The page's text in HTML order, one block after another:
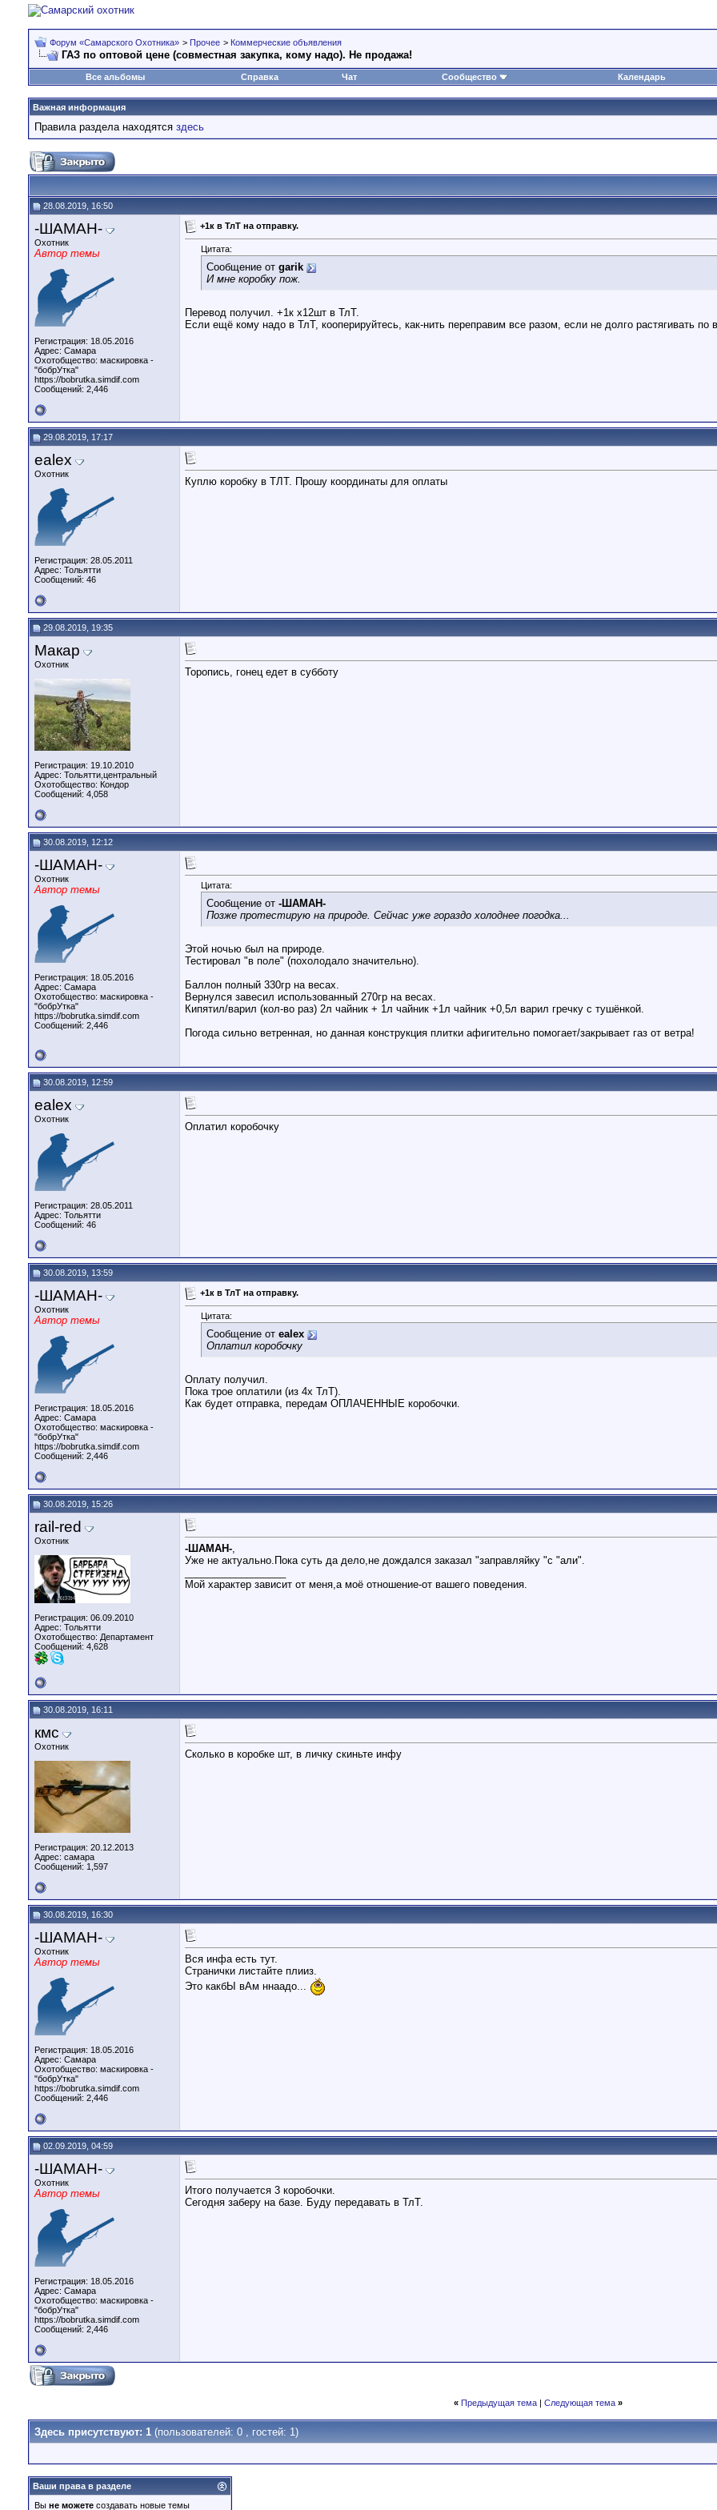
Форум «Самарского Охотника» > Прочее > Коммерческие объявления
ГАЗ по оптовой цене (совместная закупка, кому надо). Не продажа!
Все альбомы Справка Чат Сообщество Календарь
Важная информация
Правила раздела находятся здесь
28.08.2019, 16:50
-ШАМАН-
Охотник
Автор темы
Регистрация: 18.05.2016
Адрес: Самара
Охотобщество: маскировка -
"бобрУтка"
https://bobrutka.simdif.com
Сообщений: 2,446
+1к в ТлТ на отправку.
Цитата:
Сообщение от garik
И мне коробку пож.
Перевод получил. +1к х12шт в ТлТ.
Если ещё кому надо в ТлТ, кооперируйтесь, как-нить переправим все разом, если не долго растягивать по
29.08.2019, 17:17
ealex
Охотник
Регистрация: 28.05.2011
Адрес: Тольятти
Сообщений: 46
Куплю коробку в ТЛТ. Прошу координаты для оплаты
29.08.2019, 19:35
Макар
Охотник
Регистрация: 19.10.2010
Адрес: Тольятти,центральный
Охотобщество: Кондор
Сообщений: 4,058
Торопись, гонец едет в субботу
30.08.2019, 12:12
-ШАМАН-
Охотник
Автор темы
Регистрация: 18.05.2016
Адрес: Самара
Охотобщество: маскировка -
"бобрУтка"
https://bobrutka.simdif.com
Сообщений: 2,446
Цитата:
Сообщение от -ШАМАН-
Позже протестирую на природе. Сейчас уже гораздо холоднее погодка...
Этой ночью был на природе.
Тестировал "в поле" (похолодало значительно).
Баллон полный 330гр на весах.
Вернулся завесил использованный 270гр на весах.
Кипятил/варил (кол-во раз) 2л чайник + 1л чайник +1л чайник +0,5л варил гречку с тушёнкой.
Погода сильно ветренная, но данная конструкция плитки афигительно помогает/закрывает газ от ветра!
30.08.2019, 12:59
ealex
Охотник
Регистрация: 28.05.2011
Адрес: Тольятти
Сообщений: 46
Оплатил коробочку
30.08.2019, 13:59
-ШАМАН-
Охотник
Автор темы
Регистрация: 18.05.2016
Адрес: Самара
Охотобщество: маскировка -
"бобрУтка"
https://bobrutka.simdif.com
Сообщений: 2,446
+1к в ТлТ на отправку.
Цитата:
Сообщение от ealex
Оплатил коробочку
Оплату получил.
Пока трое оплатили (из 4х ТлТ).
Как будет отправка, передам ОПЛАЧЕННЫЕ коробочки.
30.08.2019, 15:26
rail-red
Охотник
Регистрация: 06.09.2010
Адрес: Тольятти
Охотобщество: Департамент
Сообщений: 4,628
-ШАМАН-,
Уже не актуально.Пока суть да дело,не дождался заказал "заправляйку "с "али".
Мой характер зависит от меня,а моё отношение-от вашего поведения.
30.08.2019, 16:11
кмс
Охотник
Регистрация: 20.12.2013
Адрес: самара
Сообщений: 1,597
Сколько в коробке шт, в личку скиньте инфу
30.08.2019, 16:30
-ШАМАН-
Охотник
Автор темы
Регистрация: 18.05.2016
Адрес: Самара
Охотобщество: маскировка -
"бобрУтка"
https://bobrutka.simdif.com
Сообщений: 2,446
Вся инфа есть тут.
Странички листайте плииз.
Это какбЫ вАм ннаадо...
02.09.2019, 04:59
-ШАМАН-
Охотник
Автор темы
Регистрация: 18.05.2016
Адрес: Самара
Охотобщество: маскировка -
"бобрУтка"
https://bobrutka.simdif.com
Сообщений: 2,446
Итого получается 3 коробочки.
Сегодня заберу на базе. Буду передавать в ТлТ.
« Предыдущая тема| Следующая тема »
Здесь присутствуют: 1 (пользователей: 0 , гостей: 1)
Ваши права в разделе
Вы не можете создавать новые темы